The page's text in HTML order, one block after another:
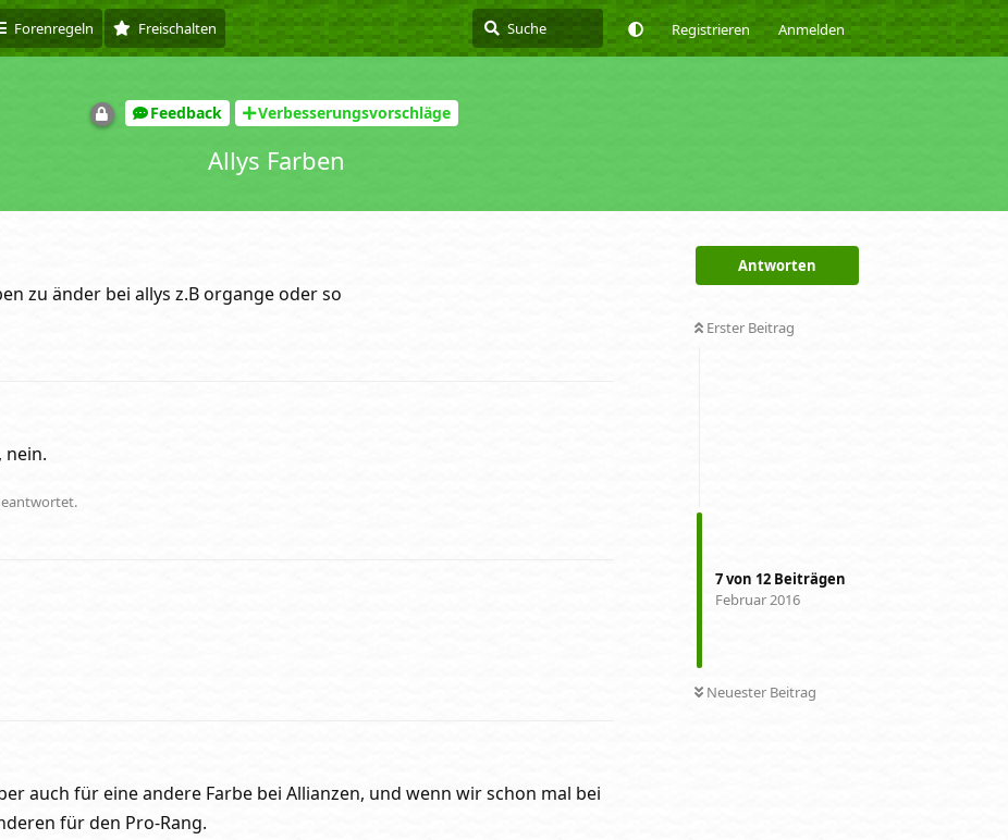
Forenregeln Freischalten Registrieren Anmelden
Feedback Verbesserungsvorschläge
Allys Farben
Antworten
Erster Beitrag
7von 12 Beiträgen
Februar 2016
Neuester Beitrag
zu änder bei allys z.B organge oder so
nein.
auch für eine andere Farbe bei Allianzen, und wenn wir schon mal bei
für den Pro-Rang.